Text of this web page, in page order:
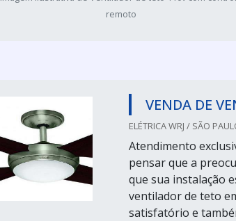
remoto
VENDA DE
ELÉTRICA WRJ / SÃO
Atendimento
pensar que a
que sua instalação
ventilador de teto
satisfatório e